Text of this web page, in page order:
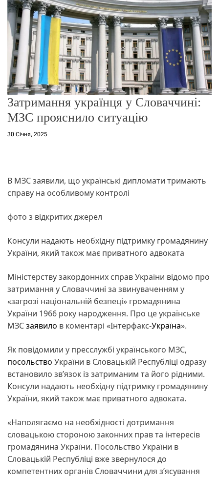
о
р
е
ж
у
Затримання українця у Словаччині:
МЗС прояснило ситуацію
30 Січня, 2025
В МЗС заявили, що українські дипломати тримають
справу на особливому контролі
фото з відкритих джерел
Консули надають необхідну підтримку громадянину
України, який також має приватного адвоката
Міністерству закордонних справ України відомо про
затримання у Словаччині за звинуваченням у
«загрозі національній безпеці» громадянина
України 1966 року народження. Про це українське
МЗСзаявило в коментарі «Інтерфакс-Україна».
Як повідомили у пресслужбі українського МЗС,
посольство України в Словацькій Республіці одразу
встановило зв’язок із затриманим та його рідними.
Консули надають необхідну підтримку громадянину
України, який також має приватного адвоката.
«Наполягаємо на необхідності дотримання
словацькою стороною законних прав та інтересів
громадянина України. Посольство України в
Словацькій Республіці вже звернулося до
компетентних органів Словаччини для з’ясування